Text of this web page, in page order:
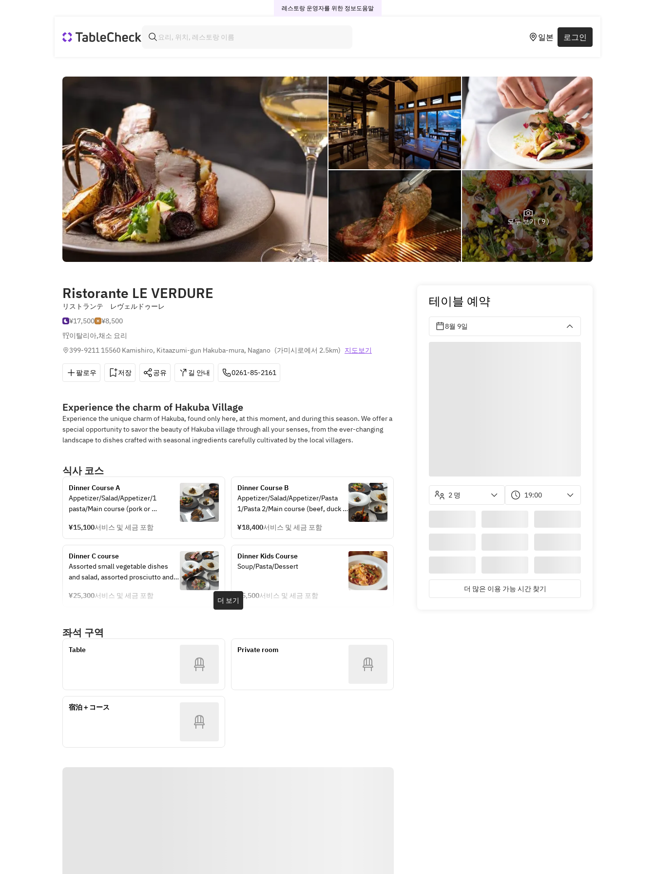
레스토랑 운영자를 위한 정보도움말
일본 로그인
모두 보기 ( 9 )
Ristorante LE VERDURE
リストランテ レヴェルドゥーレ
¥17,500
¥8,500
이탈리아,채소 요리
399-9211 15560 Kamishiro, Kitaazumi-gun Hakuba-mura, Nagano (가미시로에서 2.5km) 지도보기
팔로우 저장 공유 길 안내 0261-85-2161
Experience the charm of Hakuba Village
Experience the unique charm of Hakuba, found only here, at this moment, and during this season. We offer a
special opportunity to savor the beauty of Hakuba village through all your senses, from the ever-changing
landscape to dishes crafted with seasonal ingredients carefully cultivated by the local villagers.
식사 코스
Dinner Course A
Appetizer/Salad/Appetizer/1
pasta/Main course (pork or
palate/Dessert
¥15,100서비스 및 세금 포함
Dinner Course B
Appetizer/Salad/Appetizer/Pasta
1/Pasta 2/Main course (beef, duck
palate/Dessert
¥18,400서비스 및 세금 포함
Dinner C course
Assorted small vegetable dishes
and salad, assorted prosciutto and
2/Main course 1 (fish)/Main course
¥25,300서비스 및 세금 포함
Dinner Kids Course
Soup/Pasta/Dessert
¥5,500서비스 및 세금 포함
더 보기
좌석 구역
Table Private room
宿泊＋コース
테이블 예약
8월 9일
2 명 19:00
더 많은 이용 가능 시간 찾기